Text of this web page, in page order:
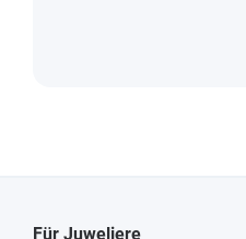
Für Juweliere